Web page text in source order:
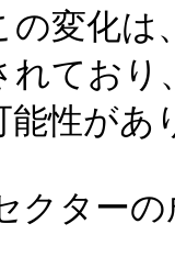
変化は
れてお
能性があ
クターの